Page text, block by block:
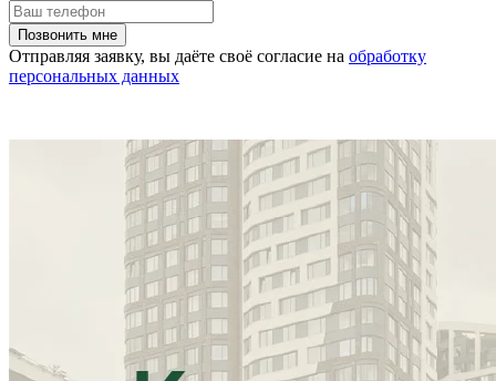
Отправляя заявку, вы даёте своё согласие на обработку
персональных данных